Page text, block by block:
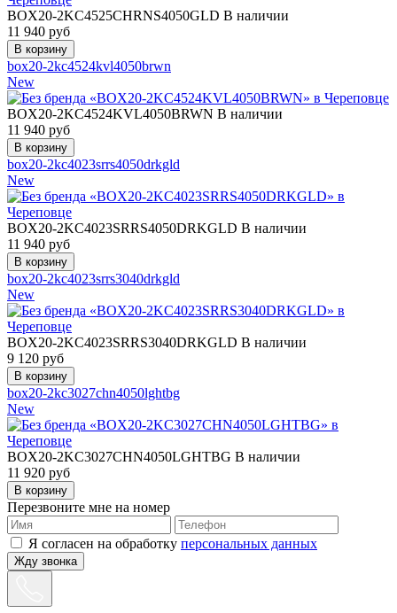
BOX20-2KC4525CHRNS4050GLD В наличии
11 940 руб
box20-2kc4524kvl4050brwn
New
BOX20-2KC4524KVL4050BRWN В наличии
11 940 руб
box20-2kc4023srrs4050drkgld
New
BOX20-2KC4023SRRS4050DRKGLD В наличии
11 940 руб
box20-2kc4023srrs3040drkgld
New
BOX20-2KC4023SRRS3040DRKGLD В наличии
9 120 руб
box20-2kc3027chn4050lghtbg
New
BOX20-2KC3027CHN4050LGHTBG В наличии
11 920 руб
Перезвоните мне на номер
Я согласен на обработку персональных данных
Жду звонка